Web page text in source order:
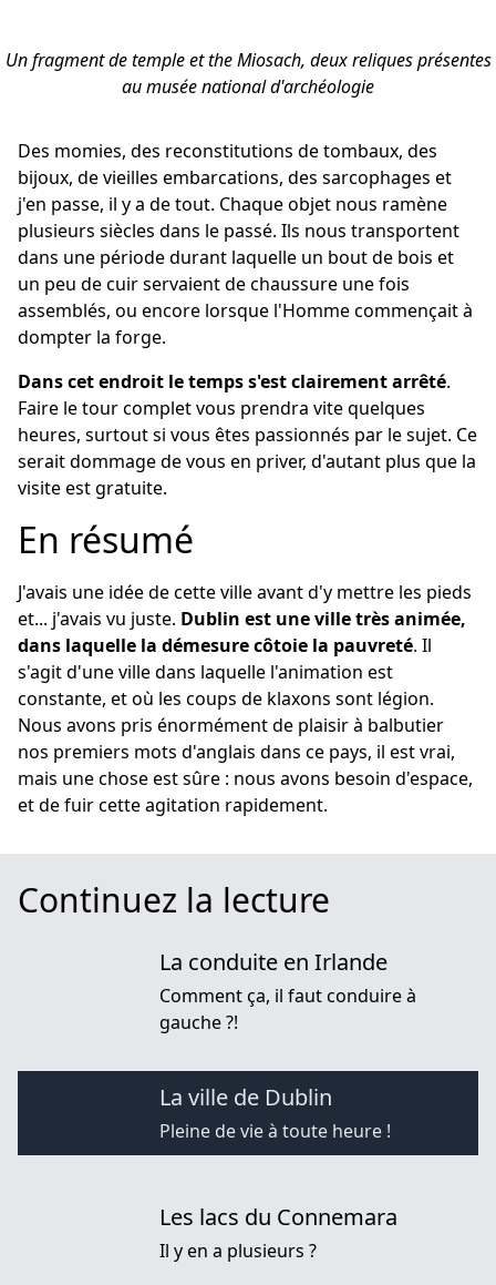
Un fragment de temple et the Miosach, deux reliques présentes
au musée national d'archéologie
Des momies, des reconstitutions de tombaux, des
bijoux, de vieilles embarcations, des sarcophages et
j'en passe, il y a de tout. Chaque objet nous ramène
plusieurs siècles dans le passé. Ils nous transportent
dans une période durant laquelle un bout de bois et
un peu de cuir servaient de chaussure une fois
assemblés, ou encore lorsque l'Homme commençait à
dompter la forge.
Dans cet endroit le temps s'est clairement arrêté.
Faire le tour complet vous prendra vite quelques
heures, surtout si vous êtes passionnés par le sujet. Ce
serait dommage de vous en priver, d'autant plus que la
visite est gratuite.
En résumé
J'avais une idée de cette ville avant d'y mettre les pieds
et... j'avais vu juste. Dublin est une ville très animée,
dans laquelle la démesure côtoie la pauvreté. Il
s'agit d'une ville dans laquelle l'animation est
constante, et où les coups de klaxons sont légion.
Nous avons pris énormément de plaisir à balbutier
nos premiers mots d'anglais dans ce pays, il est vrai,
mais une chose est sûre : nous avons besoin d'espace,
et de fuir cette agitation rapidement.
Continuez la lecture
La conduite en Irlande
Comment ça, il faut conduire à
gauche ?!
La ville de Dublin
Pleine de vie à toute heure !
Les lacs du Connemara
Il y en a plusieurs ?